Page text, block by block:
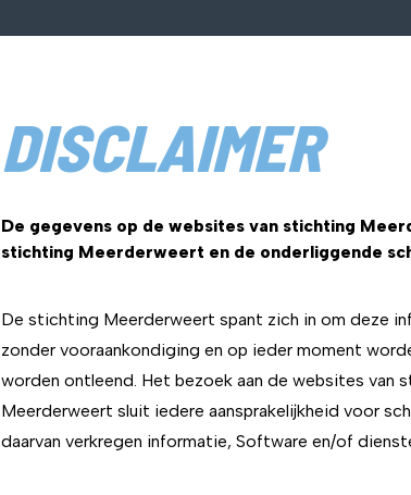
DISCLAIMER
De gegevens op de websites van stichting
stichting Meerderweert en de onderliggende
De stichting Meerderweert spant zich in om deze
zonder vooraankondiging en op ieder moment
worden ontleend. Het bezoek aan de websites
Meerderweert sluit iedere aansprakelijkheid voor
daarvan verkregen informatie, Software en/of